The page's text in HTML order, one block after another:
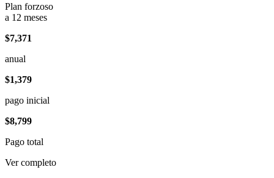
Plan forzoso
a 12 meses
$7,371
anual
$1,379
pago inicial
$8,799
Pago total
Ver completo